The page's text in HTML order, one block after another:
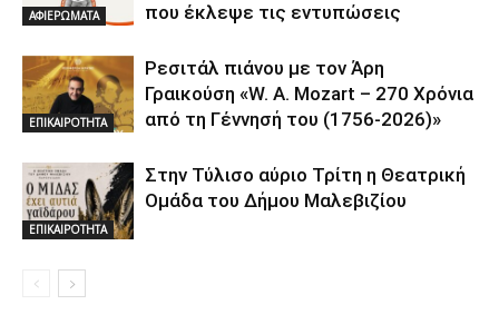
ΑΦΙΕΡΩΜΑΤΑ
που έκλεψε τις εντυπώσεις
ΕΠΙΚΑΙΡΟΤΗΤΑ
Ρεσιτάλ πιάνου με τον Άρη
Γραικούση «W. A. Mozart – 270 Χρόνια
από τη Γέννησή του (1756-2026)»
ΕΠΙΚΑΙΡΟΤΗΤΑ
Στην Τύλισο αύριο Τρίτη η Θεατρική
Ομάδα του Δήμου Μαλεβιζίου